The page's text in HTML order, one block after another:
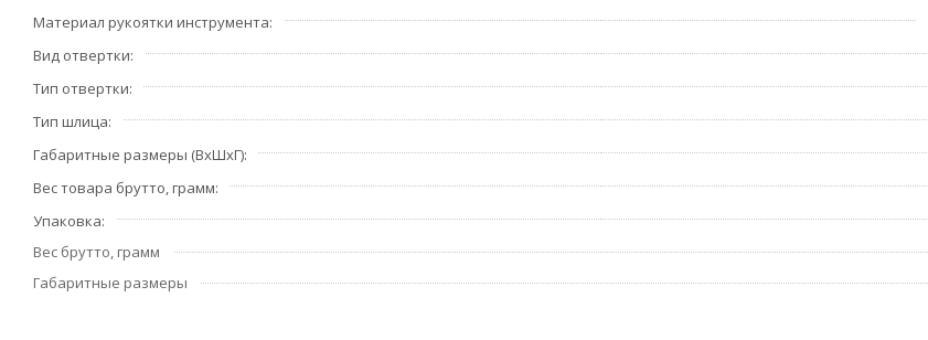
Материал рукоятки инструмента
Вид отвертки
Тип отвертки
Тип шлица
Габаритные размеры (ВхШхГ)
Вес товара брутто, грамм
Упаковка
Вес брутто, грамм
Габаритные размеры